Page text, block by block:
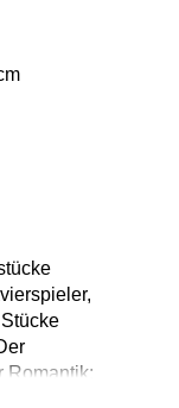
Romantik:
schreitet